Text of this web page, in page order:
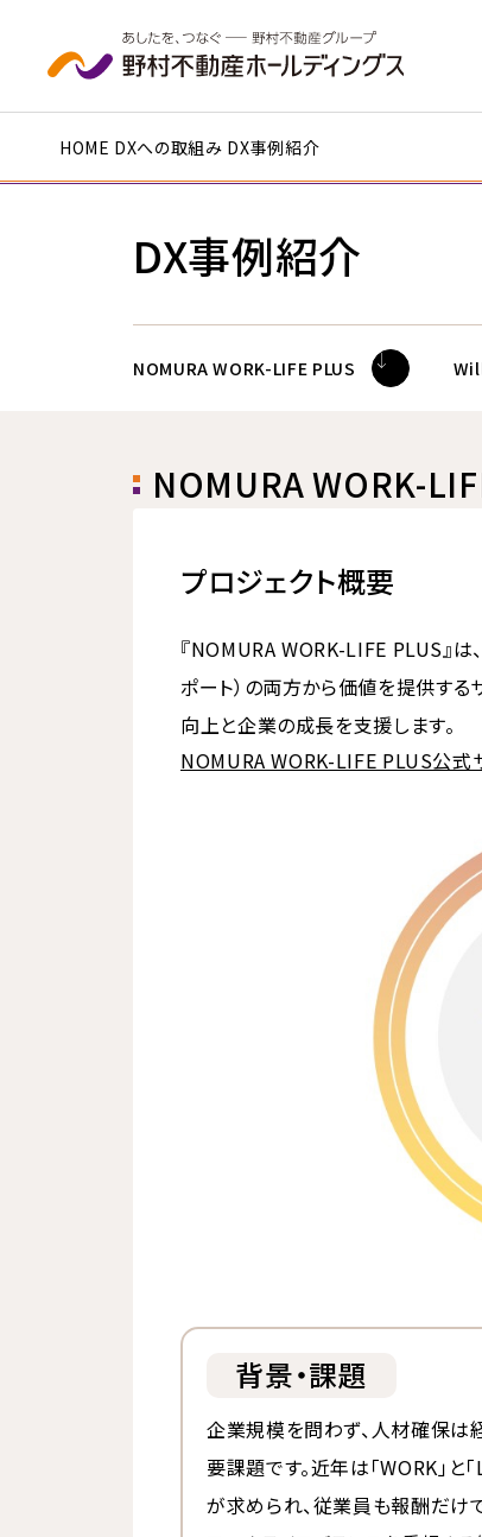
HOME DXへの取組み DX事例紹介
DX事例紹介
NOMURA WORK-LIFE PLUS
NOMURA WORK-
プロジェクト概要
『NOMURA WORK-LIFE PLUS』は
ポート）の両方から価値を提供する
向上と企業の成長を支援します。
NOMURA WORK-LIFE PLUS公式
背景・課題
企業規模を問わず、人材確保は
要課題です。近年は「WORK」と
が求められ、従業員も報酬だけ